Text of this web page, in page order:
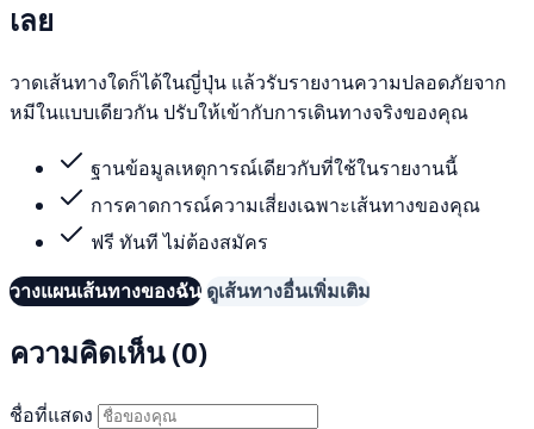
เลย
วาดเส้นทางใดก็ได้ในญี่ปุ่น แล้วรับรายงานความปลอดภัยจาก
หมีในแบบเดียวกัน ปรับให้เข้ากับการเดินทางจริงของคุณ
ฐานข้อมูลเหตุการณ์เดียวกับที่ใช้ในรายงานนี้
การคาดการณ์ความเสี่ยงเฉพาะเส้นทางของคุณ
ฟรี ทันที ไม่ต้องสมัคร
วางแผนเส้นทางของฉัน ดูเส้นทางอื่นเพิ่มเติม
ความคิดเห็น (0)
ชื่อที่แสดง